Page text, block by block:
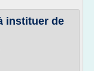
instituer de